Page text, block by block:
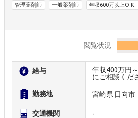
管理薬剤師 一般薬剤師 年収600万以上O.K.
閲覧状況
給与
年収400万円
にご相談くだ
勤務地 宮崎県 日向市
交通機関 -